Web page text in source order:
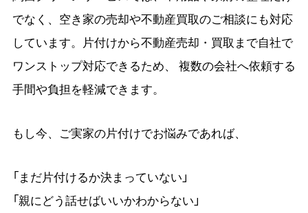
でなく、空き家の売却や不動産買取のご相談にも対応
しています。片付けから不動産売却・買取まで自社で
ワンストップ対応できるため、 複数の会社へ依頼する
手間や負担を軽減できます。
もし今、ご実家の片付けでお悩みであれば、
「まだ片付けるか決まっていない」
「親にどう話せばいいかわからない」